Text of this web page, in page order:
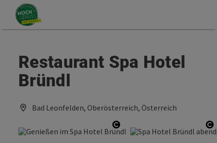
Zum Inhalt
Zum Seitenanfang
Restaurant Spa Hotel
Bründl
Bad Leonfelden, Oberösterreich, Österreich
Copyright öffnen